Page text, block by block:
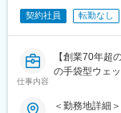
契約社員 転勤なし
仕事内容
【創業70年超
の手袋型ウェ
与実績4か月分
＜勤務地詳細